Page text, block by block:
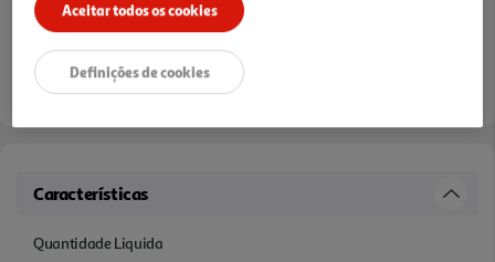
Características
Quantidade Liquida
Aceitar todos os cookies
Definições de cookies